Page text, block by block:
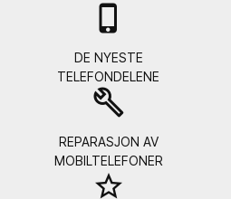

DE NYESTE
TELEFONDELENE
build
REPARASJON AV
MOBILTELEFONER
star_border